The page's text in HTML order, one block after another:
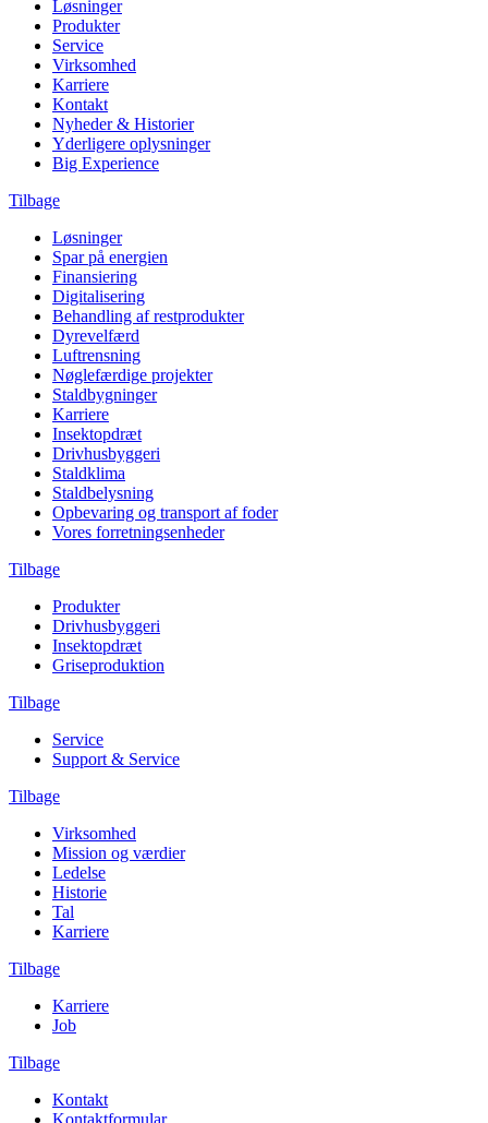
Løsninger
Produkter
Service
Virksomhed
Karriere
Kontakt
Nyheder & Historier
Yderligere oplysninger
Big Experience
Tilbage
Løsninger
Spar på energien
Finansiering
Digitalisering
Behandling af restprodukter
Dyrevelfærd
Luftrensning
Nøglefærdige projekter
Staldbygninger
Karriere
Insektopdræt
Drivhusbyggeri
Staldklima
Staldbelysning
Opbevaring og transport af foder
Vores forretningsenheder
Tilbage
Produkter
Drivhusbyggeri
Insektopdræt
Griseproduktion
Tilbage
Service
Support & Service
Tilbage
Virksomhed
Mission og værdier
Ledelse
Historie
Tal
Karriere
Tilbage
Karriere
Job
Tilbage
Kontakt
Kontaktformular